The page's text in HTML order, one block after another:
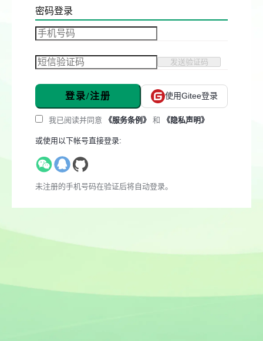
密码登录
发送验证码
登录/注册 使用Gitee登录
我已阅读并同意 《服务条例》 和 《隐私声明》
或使用以下帐号直接登录:
未注册的手机号码在验证后将自动登录。